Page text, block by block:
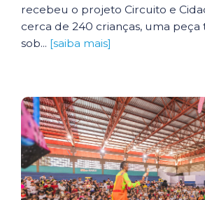
recebeu o projeto Circuito e
cerca de 240 crianças, uma peça
sob... [saiba mais]